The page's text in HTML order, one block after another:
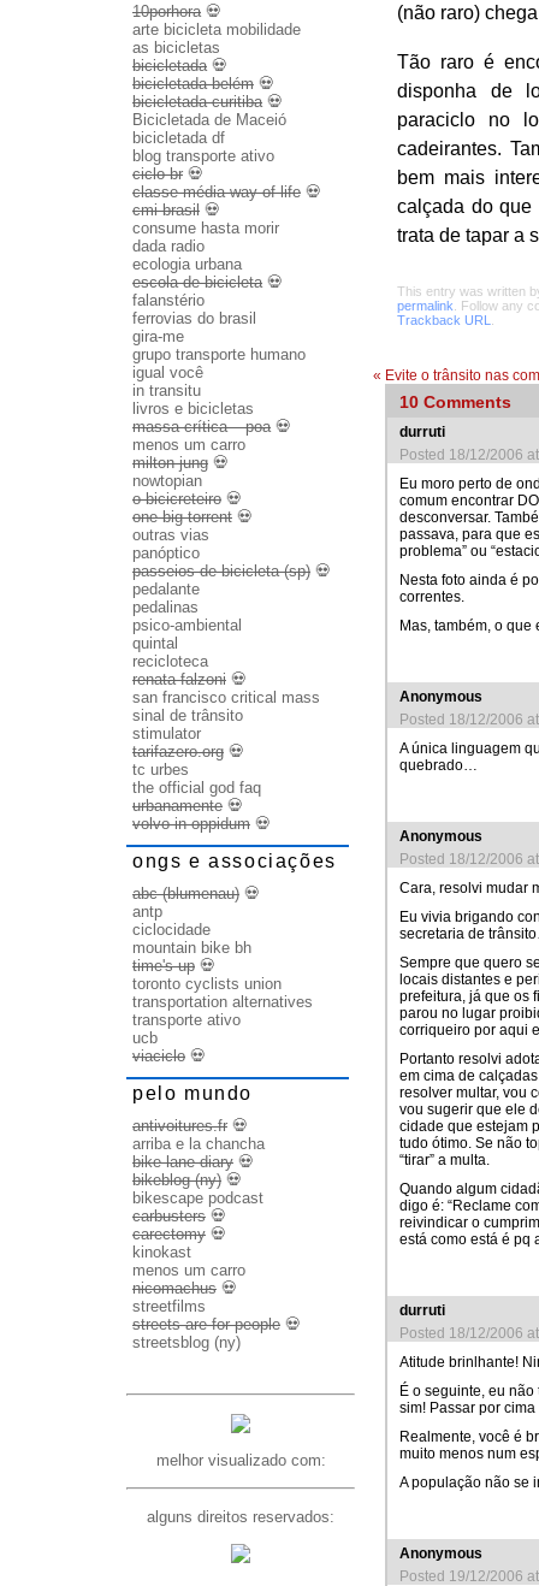
(não raro)
Tão raro é
disponha de
paraciclo no
cadeirantes.
bem mais
calçada do que
trata de tapar a
This entry was written
permalink . Follow any
Trackback URL
« Evite o trânsito nas
10 Comments
durruti
Posted 18/12/2006
Eu moro perto de
comum encontrar
desconversar.
passava, para que
problema” ou
Nesta foto ainda é
correntes.
Mas, também, o
Anonymous
Posted 18/12/2006
A única linguagem
quebrado…
Anonymous
Posted 18/12/2006
Cara, resolvi mudar
Eu vivia brigando
secretaria de
Sempre que quero
locais distantes e
prefeitura, já que os
parou no lugar
corriqueiro por aqui
Portanto resolvi
em cima de
resolver multar, vou
vou sugerir que ele
cidade que estejam
tudo ótimo. Se não
“tirar” a multa.
Quando algum
digo é: “Reclame
reivindicar o
está como está é pq
durruti
Posted 18/12/2006
Atitude brinlhante!
É o seguinte, eu
sim! Passar por
Realmente, você é
muito menos num
A população não se
Anonymous
Posted 19/12/2006
10porhora💀
arte bicicleta mobilidade
as bicicletas
bicicletada💀
bicicletada belém 💀
bicicletada curitiba💀
Bicicletada de Maceió
bicicletada df
blog transporte ativo
ciclo br 💀
classe média way of life 💀
cmi brasil 💀
consume hasta morir
dada radio
ecologia urbana
escola de bicicleta💀
falanstério
ferrovias do brasil
gira-me
grupo transporte humano
igual você
in transitu
livros e bicicletas
massa crítica – poa💀
menos um carro
milton jung 💀
nowtopian
o bicicreteiro 💀
one big torrent 💀
outras vias
panóptico
passeios de bicicleta (sp) 💀
pedalante
pedalinas
psico-ambiental
quintal
recicloteca
renata falzoni 💀
san francisco critical mass
sinal de trânsito
stimulator
tarifazero.org 💀
tc urbes
the official god faq
urbanamente 💀
volvo in oppidum 💀
ongs e associações
abc (blumenau) 💀
antp
ciclocidade
mountain bike bh
time's up 💀
toronto cyclists union
transportation alternatives
transporte ativo
ucb
viaciclo 💀
pelo mundo
antivoitures.fr 💀
arriba e la chancha
bike lane diary 💀
bikeblog (ny) 💀
bikescape podcast
carbusters 💀
carectomy 💀
kinokast
menos um carro
nicomachus 💀
streetfilms
streets are for people 💀
streetsblog (ny)
melhor visualizado com:
alguns direitos reservados: